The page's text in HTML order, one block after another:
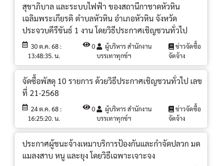
สุขาภิบาล และระบบไฟฟ้า ของสถานีกาชาดหัวหิน
เฉลิมพระเกียรติ ตำบลหัวหิน อำเภอหัวหิน จังหวัด
ประจวบคีรีขันธ์ 1 งาน โดยวิธีประกาศเชิญชวนทั่วไป
30 ต.ค. 68 :
13:48:35. น.
0
ผู้บริหาร สำนักงาน
บรรเทาทุกข์ฯ
ข่าวจัดซื้อ
จัดจ้าง
จัดซื้อพัสดุ 10 รายการ ด้วยวิธีประกาศเชิญชวนทั่วไป เลข
ที่ 21-2568
24 ต.ค. 68 :
16:25:20. น.
0
ผู้บริหาร สำนักงาน
บรรเทาทุกข์ฯ
ข่าวจัดซื้อ
จัดจ้าง
ประกาศผู้ชนะจ้างเหมาบริการป้องกันและกำจัดปลวก มด
แมลงสาบ หนู และยุง โดยวิธีเฉพาะเจาะจง